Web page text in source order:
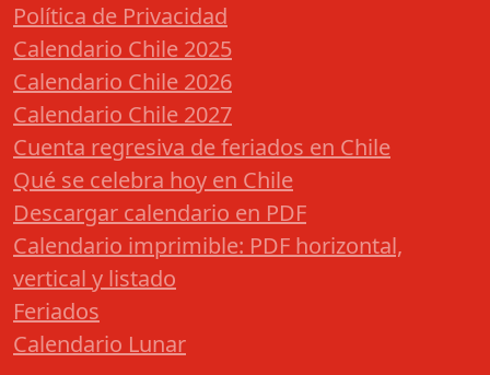
Política de Privacidad
Calendario Chile 2025
Calendario Chile 2026
Calendario Chile 2027
Cuenta regresiva de feriados en Chile
Qué se celebra hoy en Chile
Descargar calendario en PDF
Calendario imprimible: PDF horizontal,
vertical y listado
Feriados
Calendario Lunar